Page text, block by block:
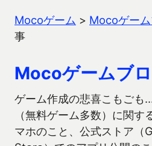
Mocoゲーム > Mocoゲー
事
Mocoゲームブ
ゲーム作成の悲喜こもごも
（無料ゲーム多数）に関す
マホのこと、公式ストア（